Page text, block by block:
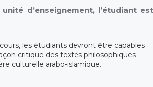
d’enseignement, l’étudiant est
les étudiants devront être capables
critique des textes philosophiques
culturelle arabo-islamique.